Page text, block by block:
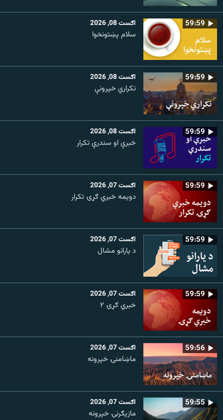
59:59 اګست 08, 2026
سلام پښتونخوا
59:59 اګست 08, 2026
تکراري خپرونې
59:59 اګست 08, 2026
خبرې او سندرې تکرار
59:59 اګست 07, 2026
دویمه خبري ګړۍ تکرار
59:59 اګست 07, 2026
د یارانو مشال
59:59 اګست 07, 2026
خبري ګړۍ ۲
59:56 اګست 07, 2026
ماښامنۍ خپرونه
59:55 اګست 07, 2026
مازیګرنۍ خپرونه